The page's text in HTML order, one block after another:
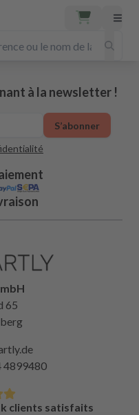
à la newsletter !
S’abonner
65
4899480
clients satisfaits